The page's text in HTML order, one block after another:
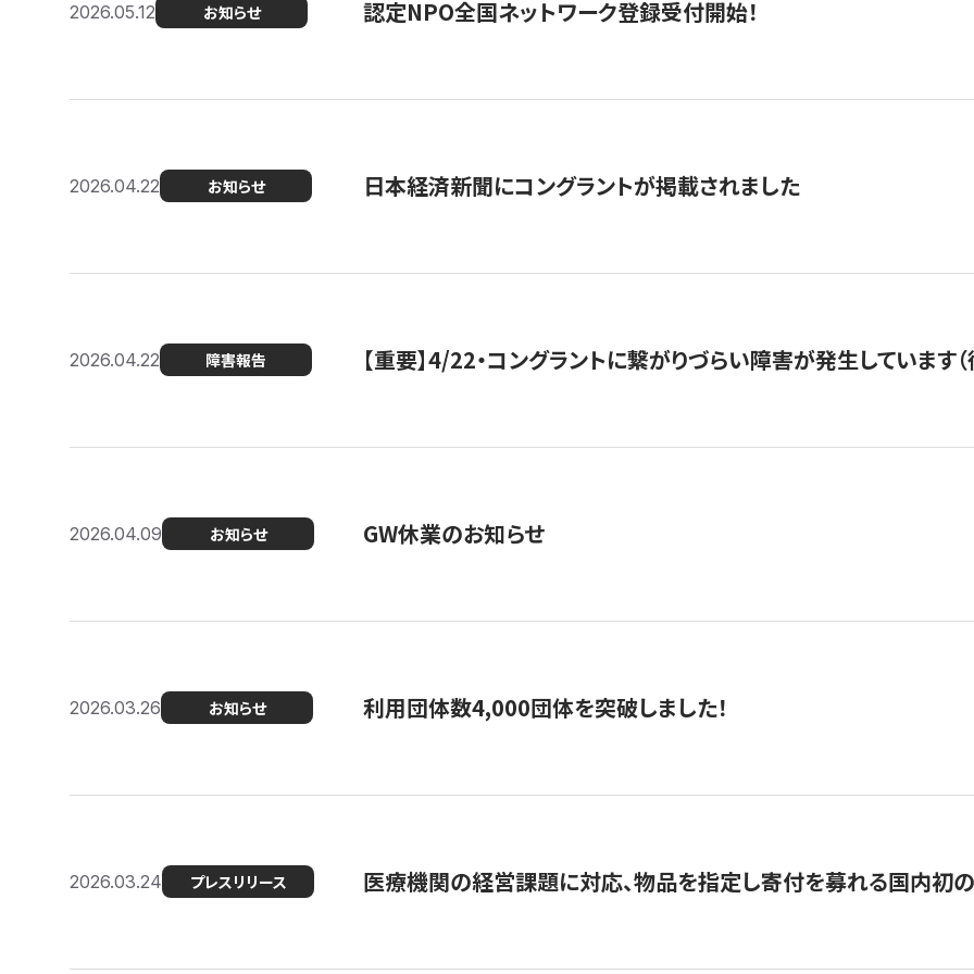
2026.05.12 お知らせ 認定NPO全国ネットワーク登録受付開始！
2026.04.22 お知らせ 日本経済新聞にコングラントが掲載されました
2026.04.22 障害報告 【重要】4/22・コングラントに繋がりづらい障害が発生しています（
2026.04.09 お知らせ GW休業のお知らせ
2026.03.26 お知らせ 利用団体数4,000団体を突破しました！
2026.03.24 プレスリリース 医療機関の経営課題に対応、物品を指定し寄付を募れる国内初の